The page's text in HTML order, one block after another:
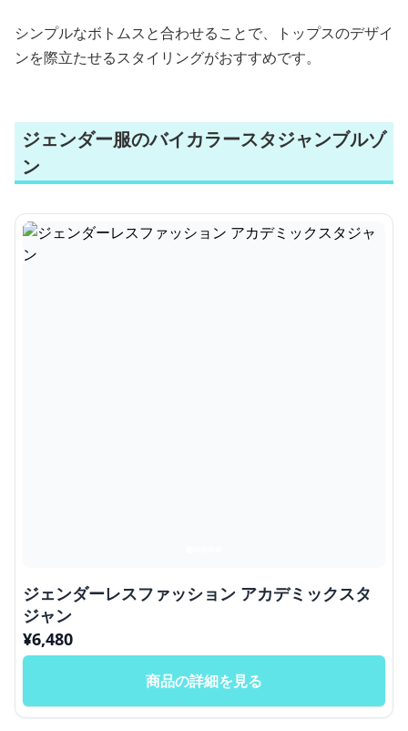
シンプルなボトムスと合わせることで、トップスのデザイ
ンを際立たせるスタイリングがおすすめです。
ジェンダー服のバイカラースタジャンブルゾ
ン
ジェンダーレスファッション アカデミックスタ
ジャン
¥6,480
商品の詳細を見る